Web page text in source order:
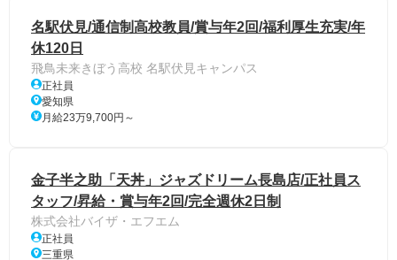
名駅伏見/通信制高校教員/賞与年2回/福利厚生充実/年
休120日
飛鳥未来きぼう高校 名駅伏見キャンパス
正社員
愛知県
月給23万9,700円～
金子半之助「天丼」ジャズドリーム長島店/正社員ス
タッフ/昇給・賞与年2回/完全週休2日制
株式会社バイザ・エフエム
正社員
三重県